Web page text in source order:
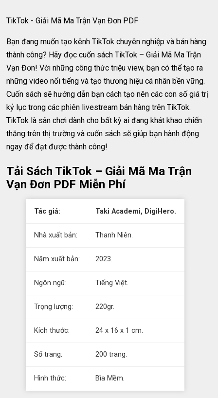
TikTok - Giải Mã Ma Trận Vạn Đơn PDF
Bạn đang muốn tạo kênh TikTok chuyên nghiệp và bán hàng
thành công? Hãy đọc cuốn sách TikTok – Giải Mã Ma Trận
Vạn Đơn! Với những công thức triệu view, bạn có thể tạo ra
những video nổi tiếng và tạo thương hiệu cá nhân bền vững.
Cuốn sách sẽ hướng dẫn bạn cách tạo nên các con số giá trị
kỷ lục trong các phiên livestream bán hàng trên TikTok.
TikTok là sân chơi dành cho bất kỳ ai đang khát khao chiến
thắng trên thị trường và cuốn sách sẽ giúp bạn hành động
ngay để đạt được thành công!
Tải Sách TikTok – Giải Mã Ma Trận
Vạn Đơn PDF Miễn Phí
Tác giả: Taki Academi, DigiHero.
Nhà xuất bản: Thanh Niên.
Năm xuất bản: 2023.
Ngôn ngữ: Tiếng Việt.
Trọng lượng: 220gr.
Kích thước: 24 x 16 x 1 cm.
Số trang: 200 trang.
Hình thức: Bìa Mềm.